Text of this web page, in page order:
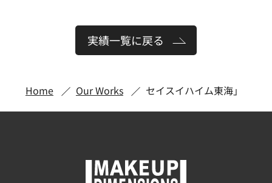
実績一覧に戻る
Home Our Works セイスイハイム東海」